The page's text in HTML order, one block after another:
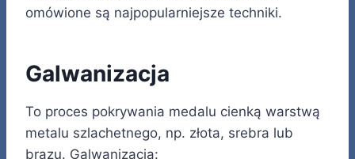
omówione są najpopularniejsze techniki.
Galwanizacja
To proces pokrywania medalu cienką warstwą
metalu szlachetnego, np. złota, srebra lub
brązu. Galwanizacja: